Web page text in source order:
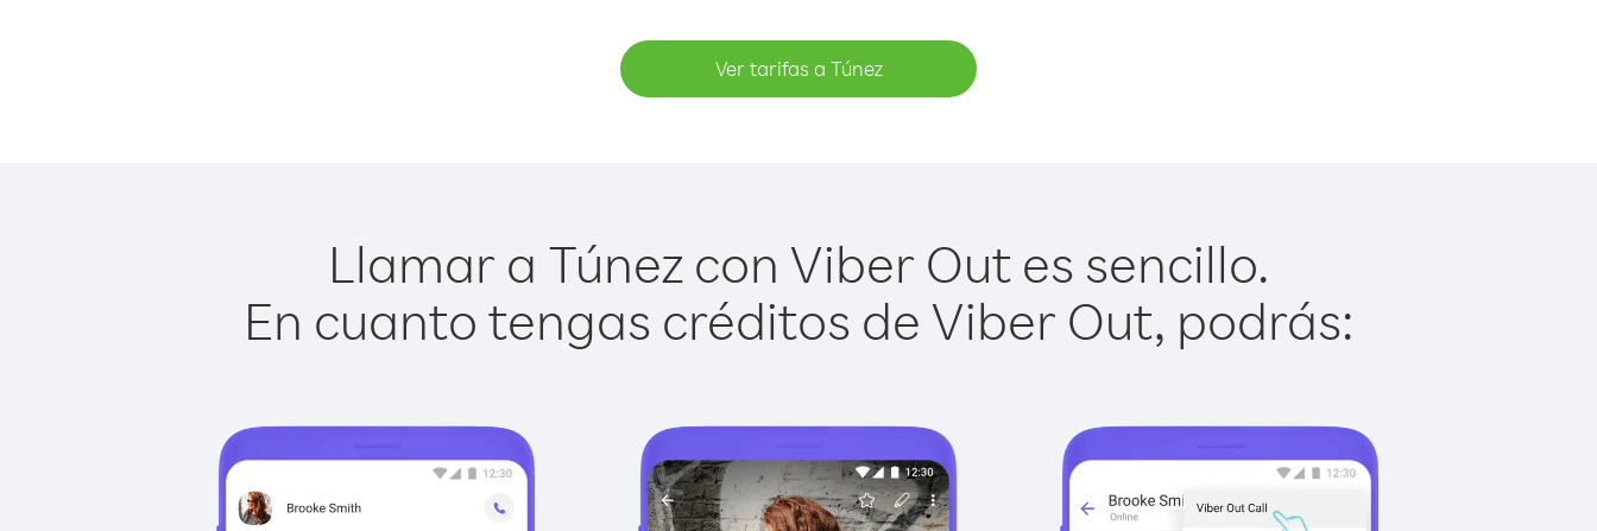
Ver tarifas a Túnez
Llamar a Túnez con Viber Out es sencillo.
En cuanto tengas créditos de Viber Out, podrás: